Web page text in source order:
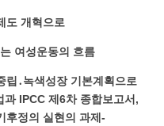
도 개혁으로
여성운동의 흐름
립․녹색성장 기본계획으로
IPCC 제6차 종합보고서,
후정의 실현의 과제-